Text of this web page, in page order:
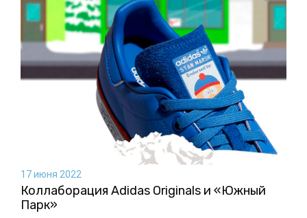
17 июня 2022
Коллаборация Аdidas Originals и «Южный
Парк»